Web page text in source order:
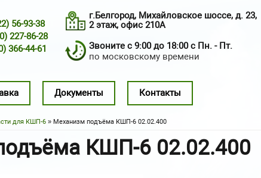
56-93-38
227-86-28
366-44-61
г.Белгород, Михайловское шоссе, д. 23,
2 этаж, офис 210А
Звоните с 9:00 до 18:00 с Пн. - Пт.
по московскому времени
Документы Контакты
для КШП-6 » Механизм подъёма КШП-6 02.02.400
КШП-6 02.02.400